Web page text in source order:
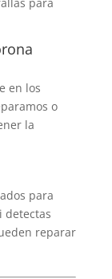
en los
o
la
para
detectas
reparar